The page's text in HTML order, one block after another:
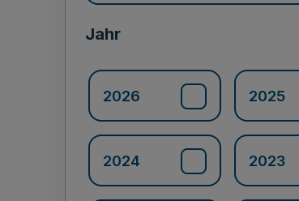
Jahr
2026 2025
2024 2023